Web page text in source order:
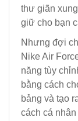
thư giãn
giữ cho bạn
Nhưng đợi
Nike Air
năng tùy
bằng cách
bảng và tạo
cách cá